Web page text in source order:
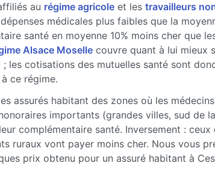
au régime agricoleet les travailleurs
médicales plus faibles que la
santé en moyenne 10% moins cher que
Alsace Mosellecouvre quant à lui mieux
les cotisations des mutuelles santé sont
ce régime.
assurés habitant des zones où les
importants (grandes villes, sud de
complémentaire santé. Inversement : ceux
ruraux vont payer moins cher. Nous vous
prix obtenu pour un assuré habitant à